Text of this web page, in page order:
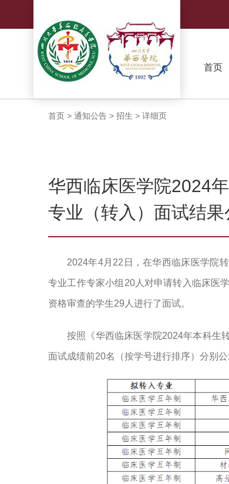
首页
首页 > 通知公告 > 招生 > 详细页
华西临床医学院2024
专业（转入）面试结果
2024年4月22日，在华西临床医学院
专业工作专家小组20人对申请转入临床医
资格审查的学生29人进行了面试。
按照《华西临床医学院2024年本科生
面试成绩前20名（按学号进行排序）分别公